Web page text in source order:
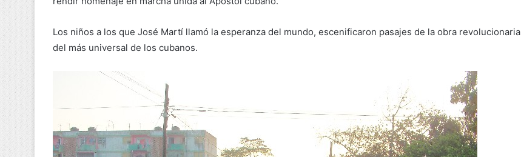
Los niños a los que José Martí llamó la esperanza del mundo, escenificaron pasajes de la obra revolucionaria
del más universal de los cubanos.